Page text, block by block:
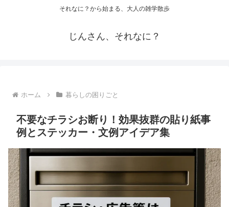
それなに？から始まる、大人の雑学散歩
じんさん、それなに？
ホーム 暮らしの困りごと
不要なチラシお断り！効果抜群の貼り紙事
例とステッカー・文例アイデア集